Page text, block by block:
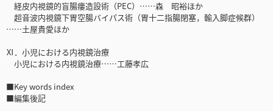
経皮内視鏡的盲腸瘻造設術（PEC）……森 昭裕ほか
超音波内視鏡下胃空腸バイパス術（胃十二指腸閉塞，輸入脚症候群）
……土屋貴愛ほか
Ⅺ．小児における内視鏡治療
小児における内視鏡治療……工藤孝広
■Key words index
■編集後記